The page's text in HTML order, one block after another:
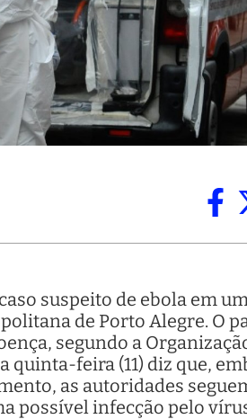
suspeito de ebola em
de Porto Alegre. O
segundo a
quinta-feira (11) diz que,
as autoridades
possível infecção pelo